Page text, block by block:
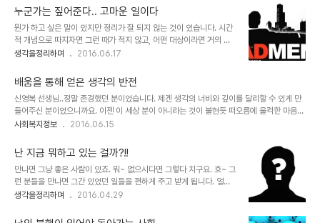
지만). 뭐~ 이미 모두 적..
인가 소리는 내지 않고 마음 속으로 많이 알려진 간단한 동요와 같은
노래를 흥얼 거리며 동시에 책상을 두드리다가 문득 들었던 생각이 그
랬습니다. 아니 생각을 했다기 보다는 주변의 사람들이 왠지 내가 속으
로 흥얼거린 노래를 알아 들을지(들었을지) 모른다는(어떤 면에선 들
킬수 있다는 또는 들켰다는) 느낌이 들었다는 게 더 정확한 표현일 겁
적은 없었습니다. ..
누군가는 짚어준다.. 고마운 일이다
뭔가 하고 싶은 말이 있지만 정리가 잘 되지 않는 것이 있습니다. 시간
적 개념으로 따지자면 그런 때가 적지 않고, 어떤 대상이라면 거의 대
부분이 그렇습니다. 그러나 누군가는 내 생각과 어느정도 일치하는 이
이런 경우를 접하기 어려웠습니다. 때문에 나만 이상한 생각을 하는 건
가 싶기도 했었고 조심스러웠습니다. 그러나 이제는 좀 달라졌다고 생
각 됩니다. 모두 인터넷 덕분이죠. 이 얘기의 연결적 측면으로 말하면
언젠가 저도 아주 미미한 부분에서 조금은 일조를 하지 않았을까라고
자기 위안을 갖기도 합니다. 하지만 인터넷이 없었던들 상상 조차 할
이스북)을 통해 접하게 된 "남자..
생각을정리하며 2016.06.17
배움을 통해 얻은 생각의 반전
신영복 선생님..정말 존경했던 분이었습니다. 제겐 생각의 너비와 깊이를 달리할 수 있게 만
들어주신 분이었으니까요. 이젠 이 세상 분이 아니라는 것이 불현듯 떠오름에 울컥한 마음이
들기도 합니다. 그러고 보니 떠나신 지 내일이면 벌써 5개월이군요.선생님의 글을 통해서 제
한 생각이라던가 노인 목수의 집 그림에 대한 내용은 어떤 사안이든 하나만 생각해서는 안
된다는 마음가짐을 갖게 한 계기였습니다. 지금 말하려고 하는 소재이기도 합니다.선생님께
서 말씀하신 어느 노인 목수의 집 그림 얘기...많은 분들이 아시다시피 선생님께서 하셨던 그
노인 목수가 그렸다고 하는 집 그림의 내용은 다음과 같습니다. 나와 같이 징역살이를 ..
사회복지정보 2016.06.15
난 지금 뭐하고 있는 걸까?!!
만나면 그냥 좋은 사람이 있죠. 뭐~ 없으시다면 그렇다 치구요. 흐~ 그
런 분들을 만나면 그간 있었던 일들을 편하게 주고 받게 됩니다. 얼마
전 제가 그랬죠. 그렇게 만난 분들과 했던 이야기 중엔 "나만 그런
껴졌습니다. 저만의 착각인지는 모르겠지만... 이미지 출처:
생각을정리하며 2016.04.29